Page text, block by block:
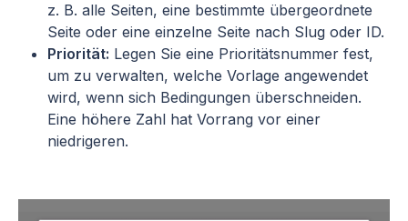
z. B. alle Seiten, eine bestimmte übergeordnete
Seite oder eine einzelne Seite nach Slug oder ID.
Priorität: Legen Sie eine Prioritätsnummer fest,
um zu verwalten, welche Vorlage angewendet
wird, wenn sich Bedingungen überschneiden.
Eine höhere Zahl hat Vorrang vor einer
niedrigeren.